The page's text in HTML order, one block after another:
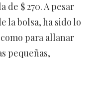
$ 270. A pesar
la bolsa, ha sido lo
para allanar
pequeñas,